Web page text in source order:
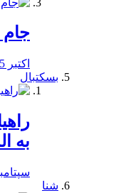
جام
اکتبر 15, 2019
بسکتبال
به
سپتامبر 24,
شنا